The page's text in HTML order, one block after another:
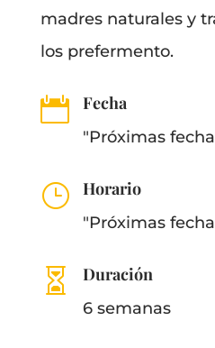
madres naturales y
los prefermento.
 Fecha
"Próximas
} Horario
"Próximas
 Duración
6 semanas